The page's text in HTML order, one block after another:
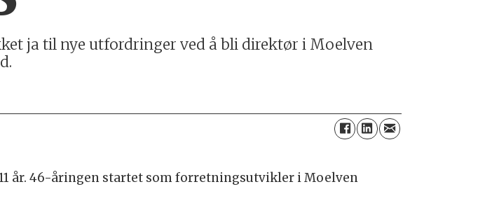
ja til nye utfordringer ved å bli direktør i Moelven
år. 46-åringen startet som forretningsutvikler i Moelven